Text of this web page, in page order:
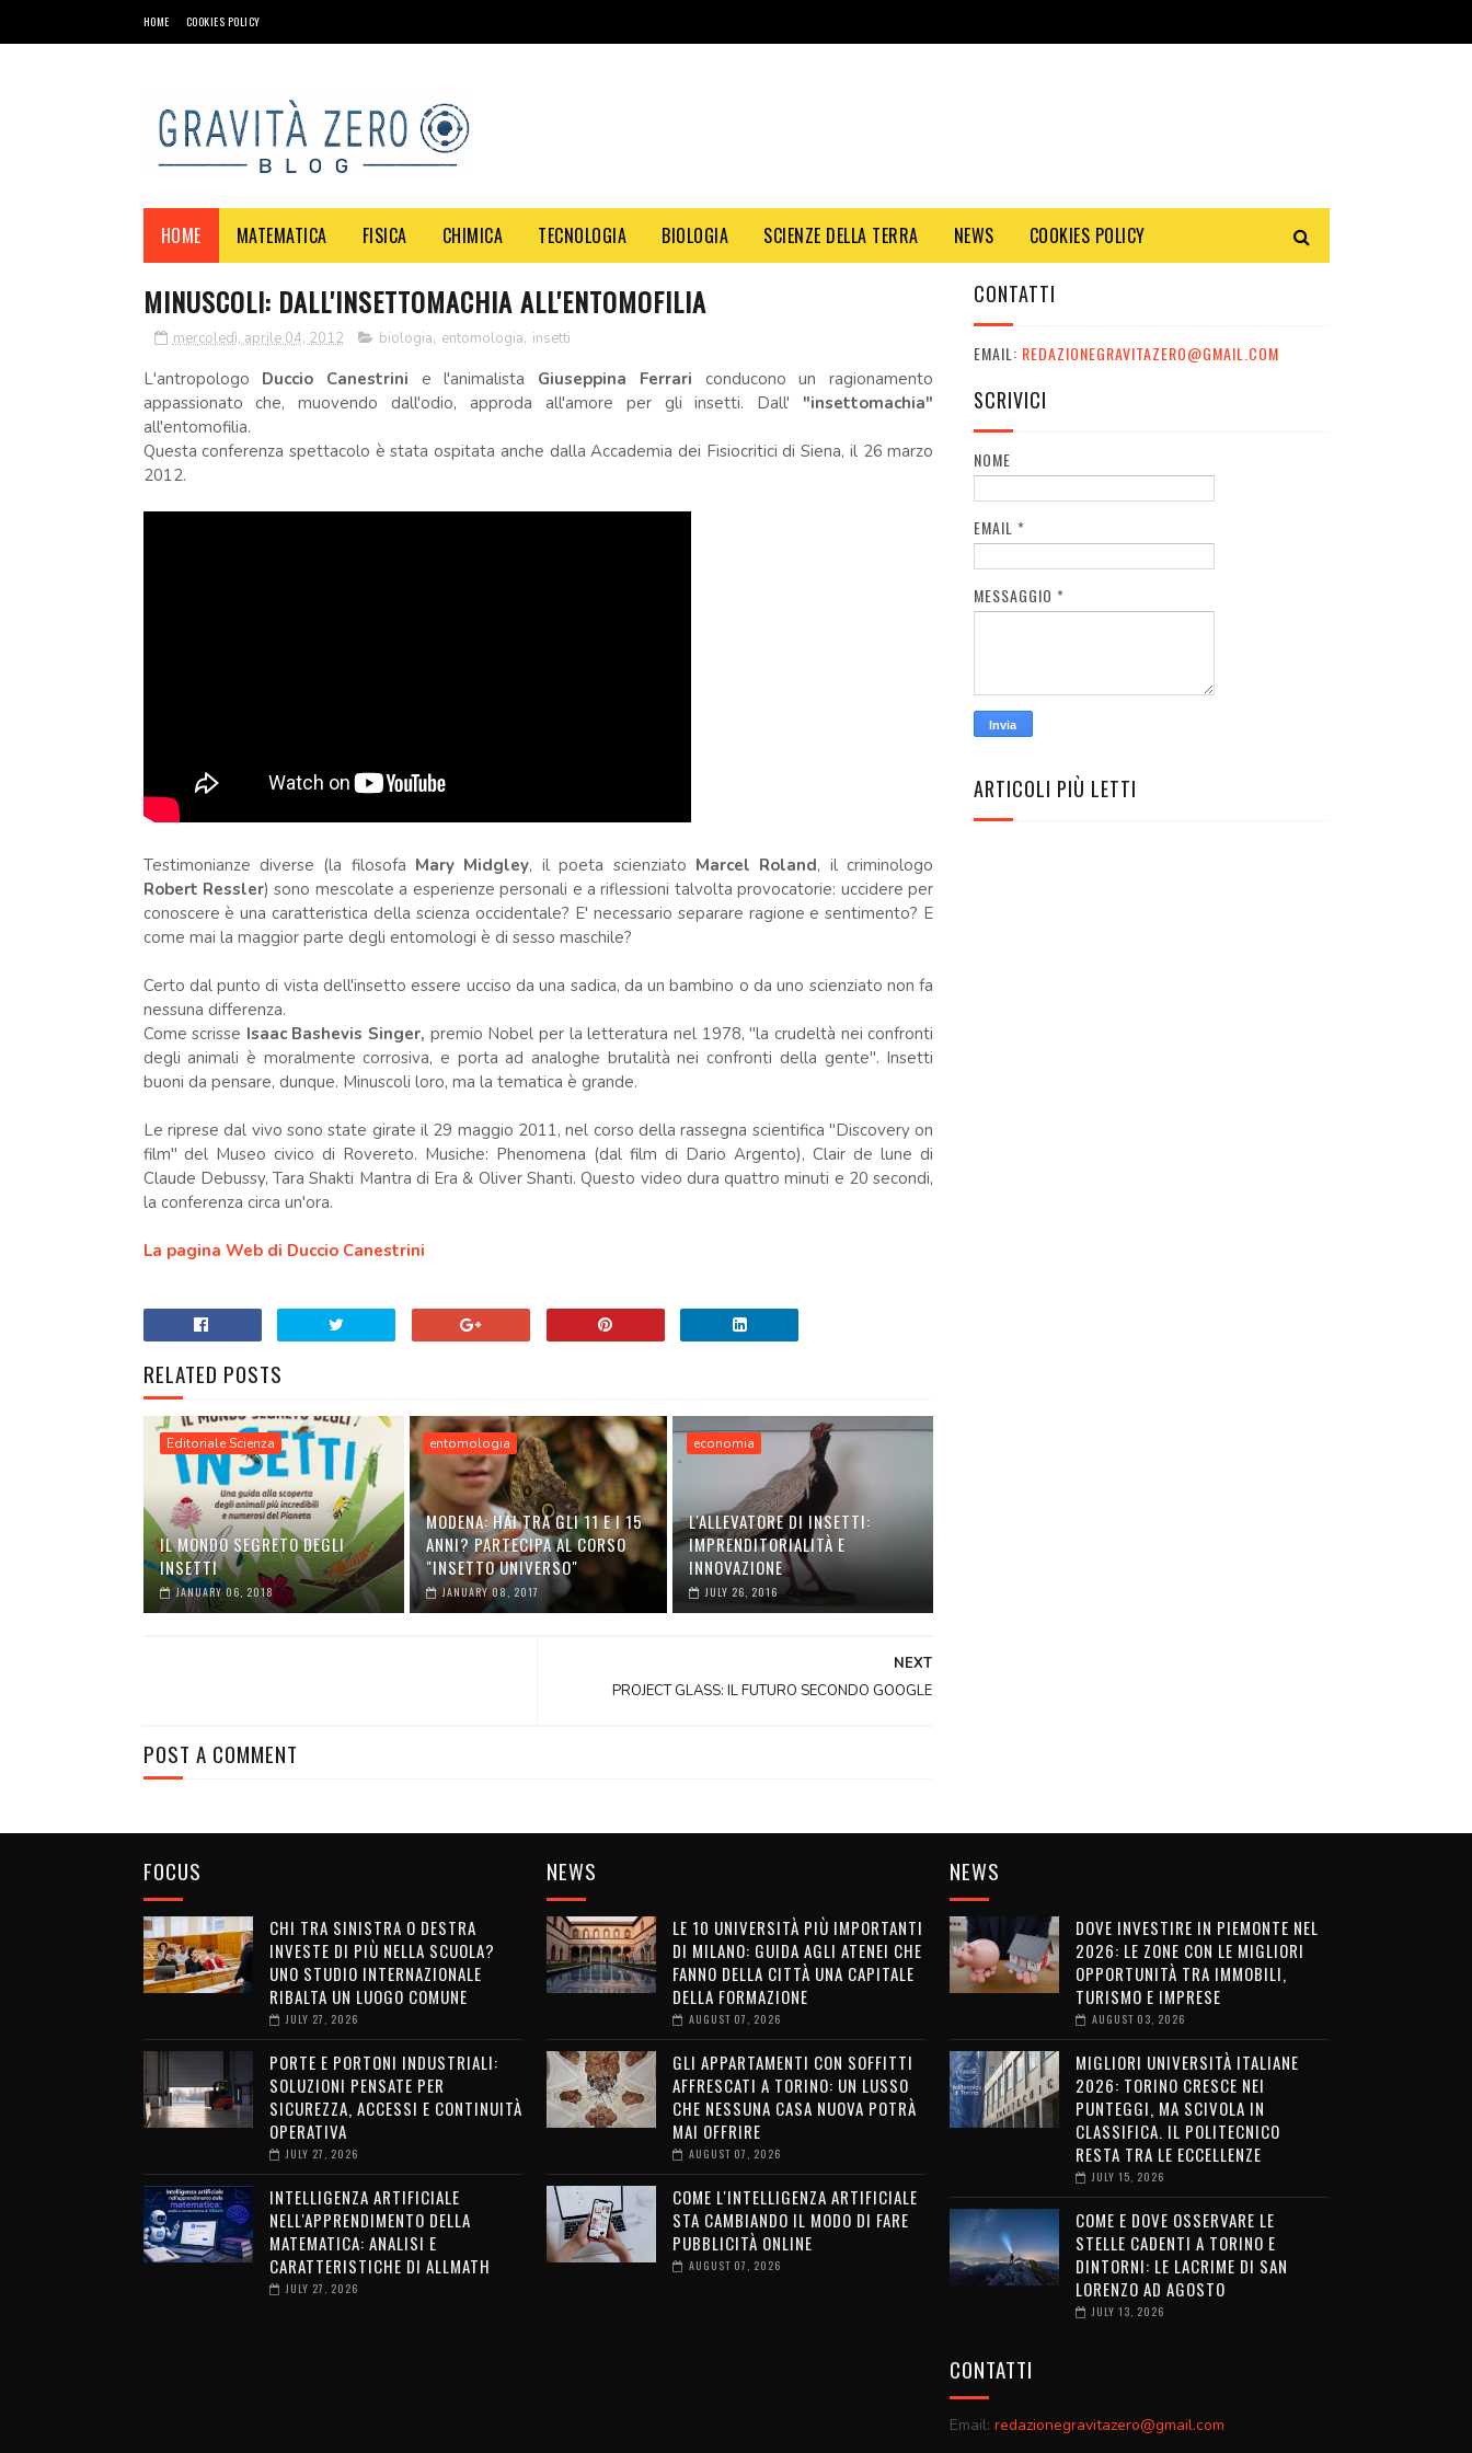
HOME COOKIES POLICY
HOME MATEMATICA FISICA CHIMICA TECNOLOGIA BIOLOGIA SCIENZE DELLA TERRA NEWS COOKIES POLICY
MINUSCOLI: DALL'INSETTOMACHIA ALL'ENTOMOFILIA
mercoledì, aprile 04, 2012 biologia, entomologia, insetti
L'antropologo Duccio Canestrini e l'animalista Giuseppina Ferrari conducono un ragionamento
appassionato che, muovendo dall'odio, approda all'amore per gli insetti. Dall' "insettomachia"
all'entomofilia.
Questa conferenza spettacolo è stata ospitata anche dalla Accademia dei Fisiocritici di Siena, il 26 marzo
2012.
Testimonianze diverse (la filosofa Mary Midgley, il poeta scienziato Marcel Roland, il criminologo
Robert Ressler) sono mescolate a esperienze personali e a riflessioni talvolta provocatorie: uccidere per
conoscere è una caratteristica della scienza occidentale? E' necessario separare ragione e sentimento? E
come mai la maggior parte degli entomologi è di sesso maschile?
Certo dal punto di vista dell'insetto essere ucciso da una sadica, da un bambino o da uno scienziato non fa
nessuna differenza.
Come scrisse Isaac Bashevis Singer, premio Nobel per la letteratura nel 1978, "la crudeltà nei confronti
degli animali è moralmente corrosiva, e porta ad analoghe brutalità nei confronti della gente". Insetti
buoni da pensare, dunque. Minuscoli loro, ma la tematica è grande.
Le riprese dal vivo sono state girate il 29 maggio 2011, nel corso della rassegna scientifica "Discovery on
film" del Museo civico di Rovereto. Musiche: Phenomena (dal film di Dario Argento), Clair de lune di
Claude Debussy, Tara Shakti Mantra di Era & Oliver Shanti. Questo video dura quattro minuti e 20 secondi,
la conferenza circa un'ora.
La pagina Web di Duccio Canestrini
RELATED POSTS
Editoriale Scienza
IL MONDO SEGRETO DEGLI
INSETTI
JANUARY 06, 2018
entomologia
MODENA: HAI TRA GLI 11 E I 15
ANNI? PARTECIPA AL CORSO
"INSETTO UNIVERSO"
JANUARY 08, 2017
economia
L'ALLEVATORE DI INSETTI:
IMPRENDITORIALITÀ E
INNOVAZIONE
JULY 26, 2016
NEXT
PROJECT GLASS: IL FUTURO SECONDO GOOGLE
POST A COMMENT
CONTATTI
EMAIL: REDAZIONEGRAVITAZERO@GMAIL.COM
SCRIVICI
NOME
EMAIL *
MESSAGGIO *
ARTICOLI PIÙ LETTI
FOCUS
CHI TRA SINISTRA O DESTRA
INVESTE DI PIÙ NELLA SCUOLA?
UNO STUDIO INTERNAZIONALE
RIBALTA UN LUOGO COMUNE
JULY 27, 2026
PORTE E PORTONI INDUSTRIALI:
SOLUZIONI PENSATE PER
SICUREZZA, ACCESSI E CONTINUITÀ
OPERATIVA
JULY 27, 2026
INTELLIGENZA ARTIFICIALE
NELL'APPRENDIMENTO DELLA
MATEMATICA: ANALISI E
CARATTERISTICHE DI ALLMATH
JULY 27, 2026
NEWS
LE 10 UNIVERSITÀ PIÙ IMPORTANTI
DI MILANO: GUIDA AGLI ATENEI CHE
FANNO DELLA CITTÀ UNA CAPITALE
DELLA FORMAZIONE
AUGUST 07, 2026
GLI APPARTAMENTI CON SOFFITTI
AFFRESCATI A TORINO: UN LUSSO
CHE NESSUNA CASA NUOVA POTRÀ
MAI OFFRIRE
AUGUST 07, 2026
COME L'INTELLIGENZA ARTIFICIALE
STA CAMBIANDO IL MODO DI FARE
PUBBLICITÀ ONLINE
AUGUST 07, 2026
NEWS
DOVE INVESTIRE IN PIEMONTE NEL
2026: LE ZONE CON LE MIGLIORI
OPPORTUNITÀ TRA IMMOBILI,
TURISMO E IMPRESE
AUGUST 03, 2026
MIGLIORI UNIVERSITÀ ITALIANE
2026: TORINO CRESCE NEI
PUNTEGGI, MA SCIVOLA IN
CLASSIFICA. IL POLITECNICO
RESTA TRA LE ECCELLENZE
JULY 15, 2026
COME E DOVE OSSERVARE LE
STELLE CADENTI A TORINO E
DINTORNI: LE LACRIME DI SAN
LORENZO AD AGOSTO
JULY 13, 2026
CONTATTI
Email: redazionegravitazero@gmail.com